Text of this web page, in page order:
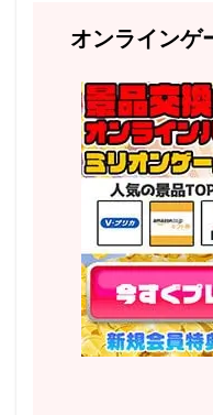
オンラインゲ